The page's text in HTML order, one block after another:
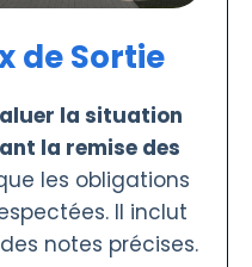
de Sortie
la situation
la remise des
les obligations
Il inclut
notes précises.